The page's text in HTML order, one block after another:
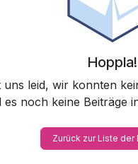
Hoppla!
uns leid, wir konnten
es noch keine Beiträge
Zurück zur Liste der